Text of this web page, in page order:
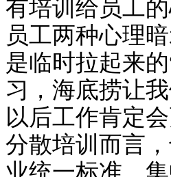
有培训给员工
员工两种心理
是临时拉起来
习，海底捞让
以后工作肯定
分散培训而言
业统一标准。